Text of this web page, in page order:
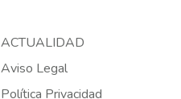
ACTUALIDAD
Aviso Legal
Política Privacidad